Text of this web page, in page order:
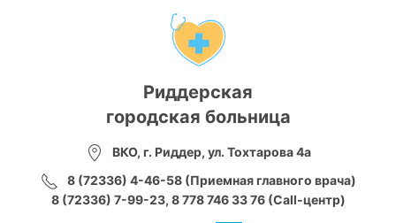
Риддерская
городская больница
ВКО, г. Риддер, ул. Тохтарова 4а
8 (72336) 4-46-58 (Приемная главного врача)
8 (72336) 7-99-23, 8 778 746 33 76 (Call-центр)